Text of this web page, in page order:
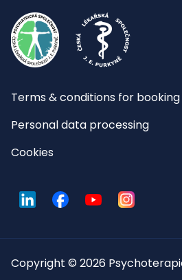
Terms & conditions for
Personal data processing
Cookies
LinkedInFacebookYouTubeInstagram
Copyright © 2026